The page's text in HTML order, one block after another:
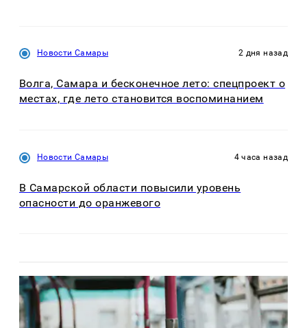
Новости Самары 2 дня назад
Волга, Самара и бесконечное лето: спецпроект о
местах, где лето становится воспоминанием
Новости Самары 4 часа назад
В Самарской области повысили уровень
опасности до оранжевого